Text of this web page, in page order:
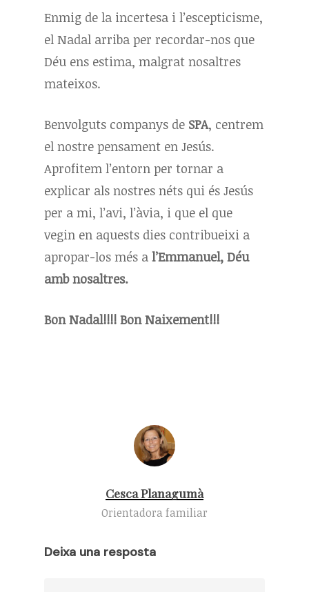
Enmig de la incertesa i l’escepticisme,
el Nadal arriba per recordar-nos que
Déu ens estima, malgrat nosaltres
mateixos.
Benvolguts companys de SPA, centrem
el nostre pensament en Jesús.
Aprofitem l’entorn per tornar a
explicar als nostres néts qui és Jesús
per a mi, l’avi, l’àvia, i que el que
vegin en aquests dies contribueixi a
apropar-los més a l’Emmanuel, Déu
amb nosaltres.
Bon Nadal!!!! Bon Naixement!!!
Cesca Planagumà
Orientadora familiar
Deixa una resposta